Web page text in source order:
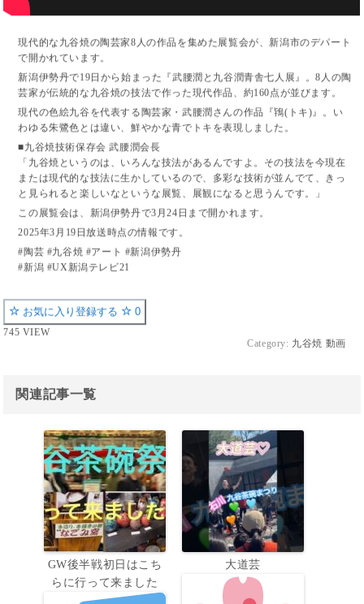
現代的な九谷焼の陶芸家8人の作品を集めた展覧会が、新潟市のデパート
で開かれています。
新潟伊勢丹で19日から始まった『武腰潤と九谷潤青舎七人展』。8人の陶
芸家が伝統的な九谷焼の技法で作った現代作品、約160点が並びます。
現代の色絵九谷を代表する陶芸家・武腰潤さんの作品『鴇(トキ)』。い
わゆる朱鷺色とは違い、鮮やかな青でトキを表現しました。
■九谷焼技術保存会 武腰潤会長
「九谷焼というのは、いろんな技法があるんですよ。その技法を今現在
または現代的な技法に生かしているので、多彩な技術が並んでて、きっ
と見られると楽しいなというな展覧、展観になると思うんです。」
この展覧会は、新潟伊勢丹で3月24日まで開かれます。
2025年3月19日放送時点の情報です。
#陶芸 #九谷焼 #アート #新潟伊勢丹
#新潟 #UX新潟テレビ21
お気に入り登録する 0
745 VIEW
Category: 九谷焼 動画
関連記事一覧
GW後半戦初日はこち
らに行って来ました
大道芸